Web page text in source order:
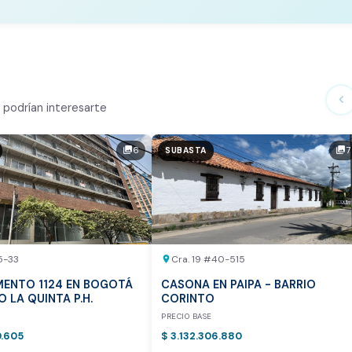
Análisis
mercado
Vista previa del reporte de avalúo
para inmuebles ubicados en Bogotá y Medellín.
interesarte
chevron_left
photo_library6
33
1124 EN BOGOTÁ
LA QUINTA P.H.
photo_library7
SUBASTA
location_on Cra. 19 #40-515
CASONA EN PAIPA - BARRIO
CORINTO
PRECIO BASE
$ 3.132.306.880